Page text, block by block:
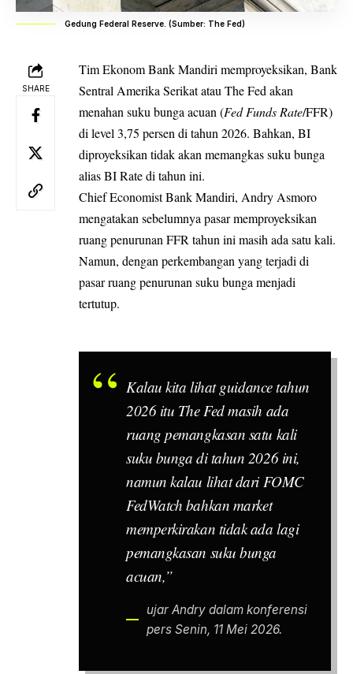
Gedung Federal Reserve. (Sumber: The Fed)
SHARE
Tim Ekonom Bank Mandiri memproyeksikan, Bank
Sentral Amerika Serikat atau The Fed akan
menahan suku bunga acuan (Fed Funds Rate/FFR)
di level 3,75 persen di tahun 2026. Bahkan, BI
diproyeksikan tidak akan memangkas suku bunga
alias BI Rate di tahun ini.
Chief Economist Bank Mandiri, Andry Asmoro
mengatakan sebelumnya pasar memproyeksikan
ruang penurunan FFR tahun ini masih ada satu kali.
Namun, dengan perkembangan yang terjadi di
pasar ruang penurunan suku bunga menjadi
tertutup.
Kalau kita lihatguidancetahun
2026 itu The Fed masih ada
ruang pemangkasan satu kali
suku bunga di tahun 2026 ini,
namun kalau lihat dari FOMC
FedWatch bahkan market
memperkirakan tidak ada lagi
pemangkasan suku bunga
acuan,”
ujar Andry dalam konferensi
pers Senin, 11 Mei 2026.